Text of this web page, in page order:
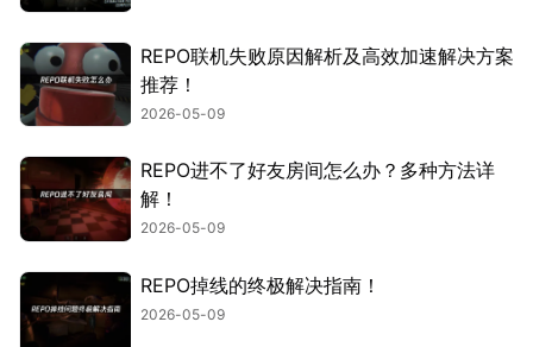
REPO联机失败原因解析及高效加速解决方案
推荐！
2026-05-09
REPO进不了好友房间怎么办？多种方法详
解！
2026-05-09
REPO掉线的终极解决指南！
2026-05-09